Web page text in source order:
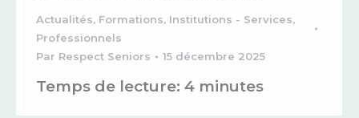
Actualités, Formations, Institutions - Services,
Professionnels
Par Respect Seniors 15 décembre 2025
Temps de lecture: 4 minutes